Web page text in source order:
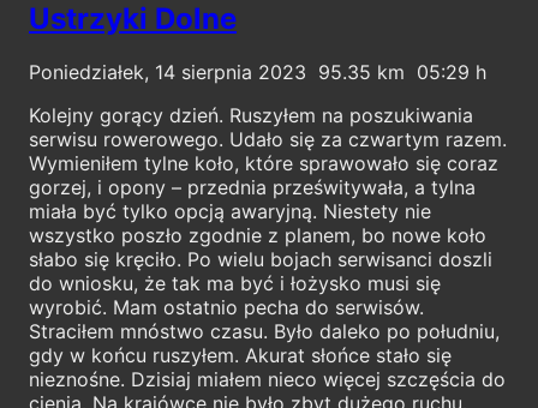
Ustrzyki Dolne
Poniedziałek, 14 sierpnia 2023 95.35
05:29
Kolejny gorący dzień. Ruszyłem na poszukiwania
serwisu rowerowego. Udało się za czwartym razem.
Wymieniłem tylne koło, które sprawowało się coraz
gorzej, i opony – przednia prześwitywała, a tylna
miała być tylko opcją awaryjną. Niestety nie
wszystko poszło zgodnie z planem, bo nowe koło
słabo się kręciło. Po wielu bojach serwisanci doszli
do wniosku, że tak ma być i łożysko musi się
wyrobić. Mam ostatnio pecha do serwisów.
Straciłem mnóstwo czasu. Było daleko po południu,
gdy w końcu ruszyłem. Akurat słońce stało się
nieznośne. Dzisiaj miałem nieco więcej szczęścia do